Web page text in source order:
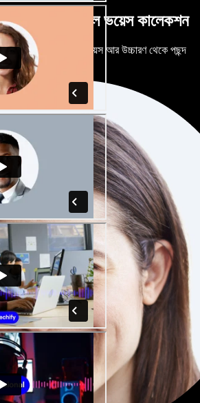
উচ্চারণে বিশাল ভয়েস কালেকশন
দিন। শত শত AI ভয়েস আর উচ্চারণ থেকে পছন্দ